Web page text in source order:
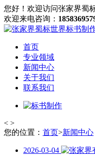
您好！欢迎访问张家界蜀
欢迎来电咨询：
首页
专业领域
新闻中心
关于我们
联系我们
< >
您的位置： 首页>新闻中心
2026-03-04